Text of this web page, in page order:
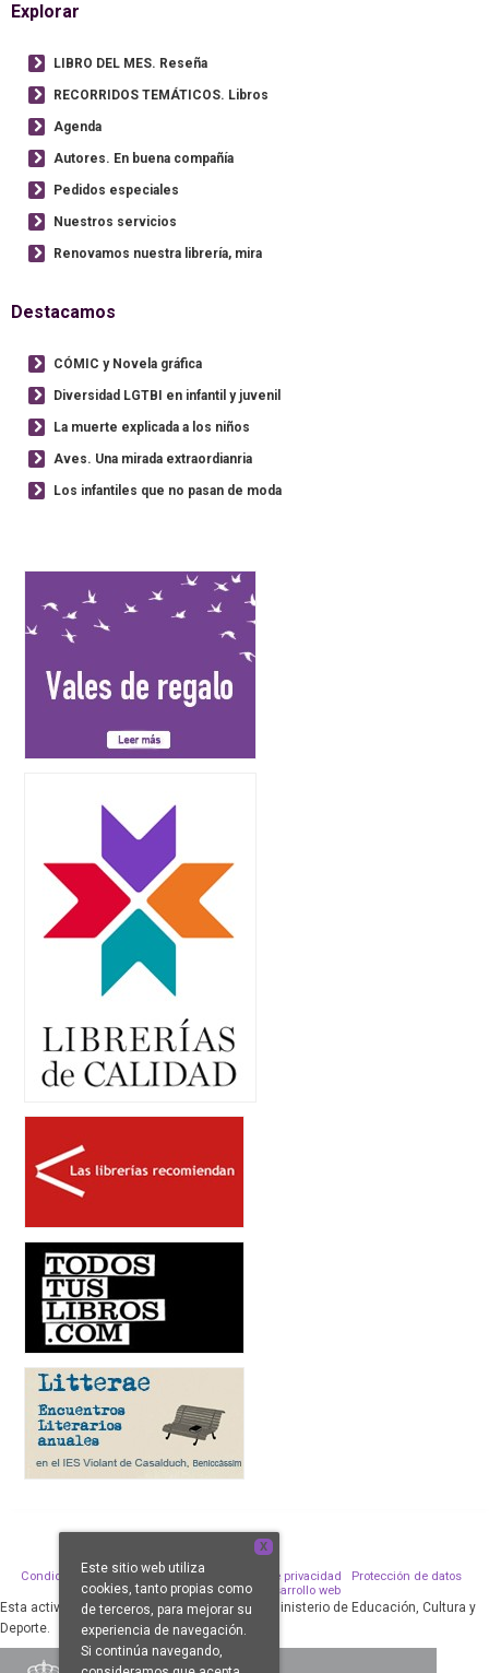
Explorar
LIBRO DEL MES. Reseña
RECORRIDOS TEMÁTICOS. Libros
Agenda
Autores. En buena compañía
Pedidos especiales
Nuestros servicios
Renovamos nuestra librería, mira
Destacamos
CÓMIC y Novela gráfica
Diversidad LGTBI en infantil y juvenil
La muerte explicada a los niños
Aves. Una mirada extraordianria
Los infantiles que no pasan de moda
Condiciones de venta Aviso legal Política de privacidad
Protección de datos
Política de Cookies
Desarrollo web
Esta actividad ha sido subvencionada por el Ministerio de Educación, Cultura y
Deporte.
X
Este sitio web utiliza
cookies, tanto propias como
de terceros, para mejorar su
experiencia de navegación.
Si continúa navegando,